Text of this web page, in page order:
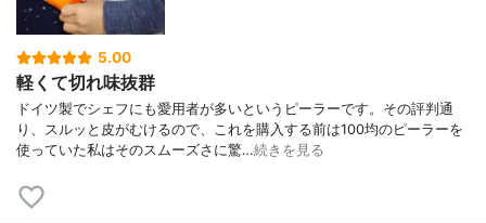
5.00
軽くて切れ味抜群
ドイツ製でシェフにも愛用者が多いというピーラーです。その評判通
り、スルッと皮がむけるので、これを購入する前は100均のピーラーを
使っていた私はそのスムーズさに驚…続きを見る